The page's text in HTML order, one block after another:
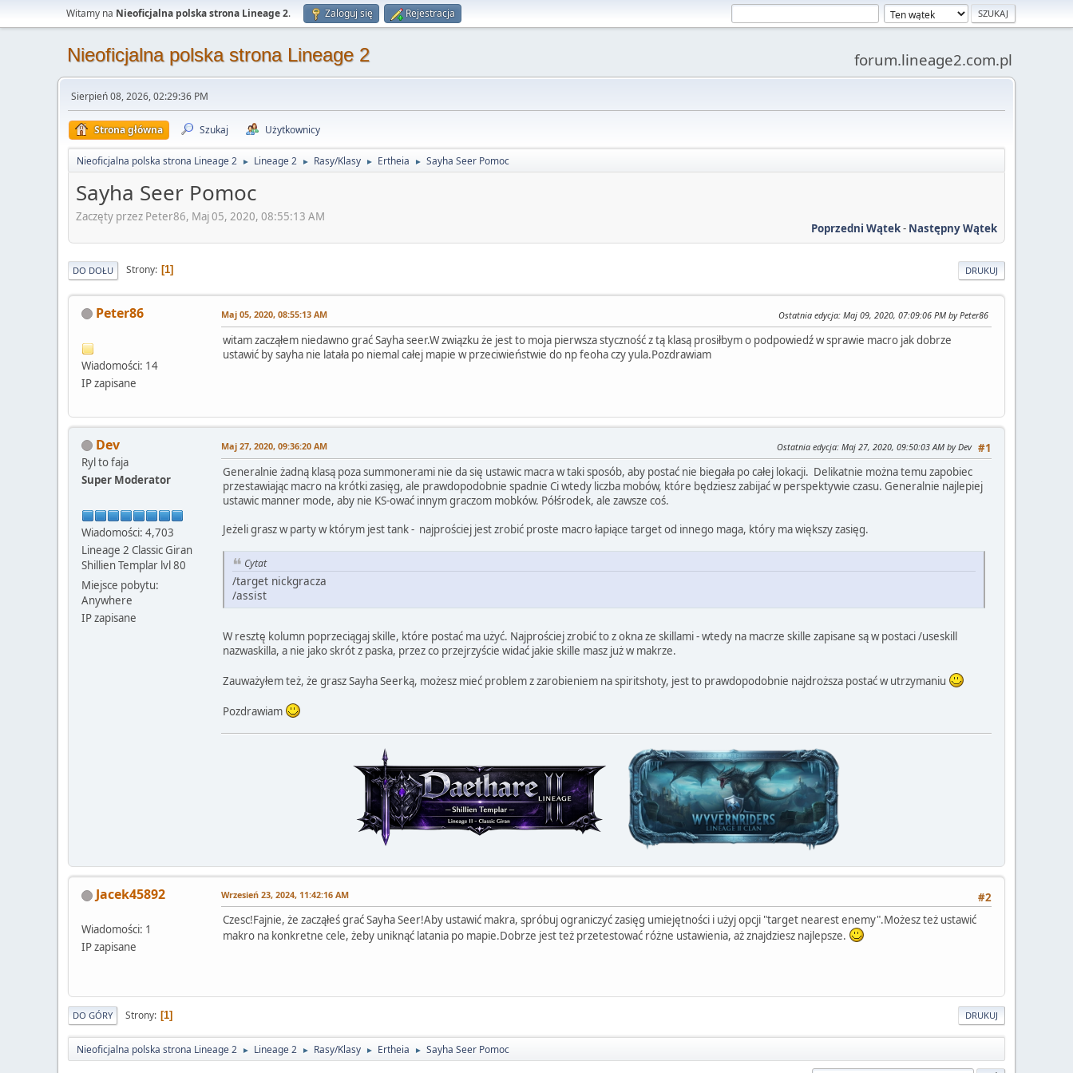
Witamy na Nieoficjalna polska strona Lineage 2. Zaloguj się Rejestracja
Nieoficjalna polska strona Lineage 2 forum.lineage2.com.pl
Sierpień 08, 2026, 02:29:36 PM
Strona główna Szukaj Użytkownicy
Nieoficjalna polska strona Lineage 2 ► Lineage 2 ► Rasy/Klasy ► Ertheia ► Sayha Seer Pomoc
Sayha Seer Pomoc
Zaczęty przez Peter86, Maj 05, 2020, 08:55:13 AM
Poprzedni Wątek- Następny Wątek
DRUKUJ
DO DOŁU Strony 1
Peter86
Wiadomości: 14
IP zapisane
Maj 05, 2020, 08:55:13 AM Ostatnia edycja: Maj 09, 2020, 07:09:06 PM by Peter86
witam zacząłem niedawno grać Sayha seer.W związku że jest to moja pierwsza styczność z tą klasą prosiłbym o podpowiedź w sprawie macro jak dobrze
ustawić by sayha nie latała po niemal całej mapie w przeciwieństwie do np feoha czy yula.Pozdrawiam
Dev
Ryl to faja
Super Moderator
Wiadomości: 4,703
Lineage 2 Classic Giran
Shillien Templar lvl 80
Miejsce pobytu:
Anywhere
IP zapisane
#1
Maj 27, 2020, 09:36:20 AM Ostatnia edycja: Maj 27, 2020, 09:50:03 AM by Dev
Generalnie żadną klasą poza summonerami nie da się ustawic macra w taki sposób, aby postać nie biegała po całej lokacji. Delikatnie można temu zapobiec
przestawiając macro na krótki zasięg, ale prawdopodobnie spadnie Ci wtedy liczba mobów, które będziesz zabijać w perspektywie czasu. Generalnie najlepiej
ustawic manner mode, aby nie KS-ować innym graczom mobków. Półśrodek, ale zawsze coś.
Jeżeli grasz w party w którym jest tank - najprościej jest zrobić proste macro łapiące target od innego maga, który ma większy zasięg.
Cytat
/target nickgracza
/assist
W resztę kolumn poprzeciągaj skille, które postać ma użyć. Najprościej zrobić to z okna ze skillami - wtedy na macrze skille zapisane są w postaci /useskill
nazwaskilla, a nie jako skrót z paska, przez co przejrzyście widać jakie skille masz już w makrze.
Zauważyłem też, że grasz Sayha Seerką, możesz mieć problem z zarobieniem na spiritshoty, jest to prawdopodobnie najdroższa postać w utrzymaniu
Pozdrawiam
Jacek45892
Wiadomości: 1
IP zapisane
#2
Wrzesień 23, 2024, 11:42:16 AM
Czesc!Fajnie, że zacząłeś grać Sayha Seer!Aby ustawić makra, spróbuj ograniczyć zasięg umiejętności i użyj opcji "target nearest enemy".Możesz też ustawić
makro na konkretne cele, żeby uniknąć latania po mapie.Dobrze jest też przetestować różne ustawienia, aż znajdziesz najlepsze.
DRUKUJ
DO GÓRY Strony 1
Nieoficjalna polska strona Lineage 2 ► Lineage 2 ► Rasy/Klasy ► Ertheia ► Sayha Seer Pomoc